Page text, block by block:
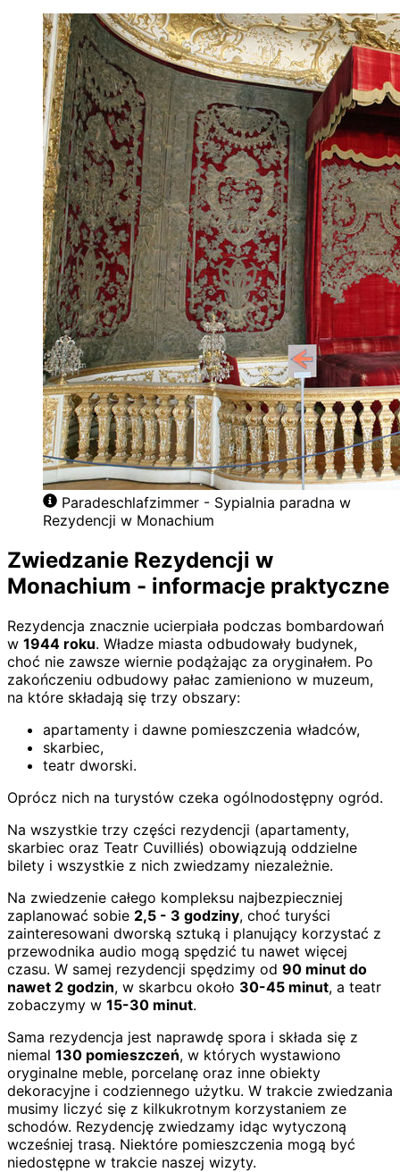
Paradeschlafzimmer - Sypialnia paradna w
Rezydencji w Monachium
Zwiedzanie Rezydencji w
Monachium - informacje praktyczne
Rezydencja znacznie ucierpiała podczas bombardowań
w 1944 roku. Władze miasta odbudowały budynek,
choć nie zawsze wiernie podążając za oryginałem. Po
zakończeniu odbudowy pałac zamieniono w muzeum,
na które składają się trzy obszary:
apartamenty i dawne pomieszczenia władców,
skarbiec,
teatr dworski.
Oprócz nich na turystów czeka ogólnodostępny ogród.
Na wszystkie trzy części rezydencji (apartamenty,
skarbiec oraz Teatr Cuvilliés) obowiązują oddzielne
bilety i wszystkie z nich zwiedzamy niezależnie.
Na zwiedzenie całego kompleksu najbezpieczniej
zaplanować sobie 2,5 - 3 godziny, choć turyści
zainteresowani dworską sztuką i planujący korzystać z
przewodnika audio mogą spędzić tu nawet więcej
czasu. W samej rezydencji spędzimy od 90 minut do
nawet 2 godzin, w skarbcu około 30-45 minut, a teatr
zobaczymy w 15-30 minut.
Sama rezydencja jest naprawdę spora i składa się z
niemal 130 pomieszczeń, w których wystawiono
oryginalne meble, porcelanę oraz inne obiekty
dekoracyjne i codziennego użytku. W trakcie zwiedzania
musimy liczyć się z kilkukrotnym korzystaniem ze
schodów. Rezydencję zwiedzamy idąc wytyczoną
wcześniej trasą. Niektóre pomieszczenia mogą być
niedostępne w trakcie naszej wizyty.